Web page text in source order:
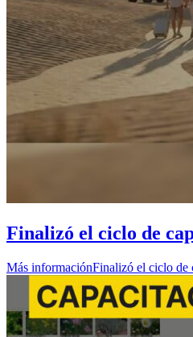
Finalizó el ciclo de
Más informaciónFinalizó el ciclo de